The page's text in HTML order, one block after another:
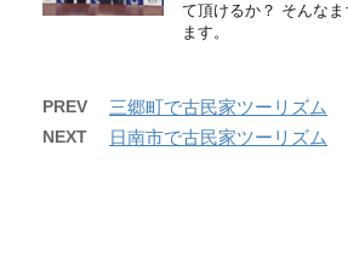
て頂けるか？ そんな
ます。
PREV 三郷町で古民家ツーリズム
NEXT 日南市で古民家ツーリズム